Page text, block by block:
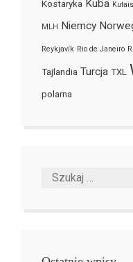
Kostaryka Kuba
MLH Niemcy
Reykjavík Rio de Janeiro
Tajlandia Turcja TXL
polarna